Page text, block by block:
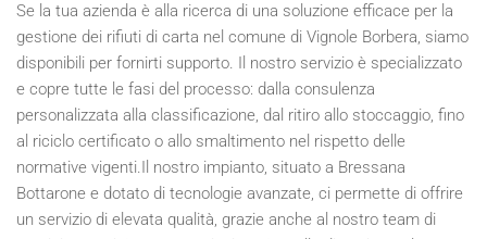
Se la tua azienda è alla ricerca di una soluzione efficace per la
gestione dei rifiuti di carta nel comune di Vignole Borbera, siamo
disponibili per fornirti supporto. Il nostro servizio è specializzato
e copre tutte le fasi del processo: dalla consulenza
personalizzata alla classificazione, dal ritiro allo stoccaggio, fino
al riciclo certificato o allo smaltimento nel rispetto delle
normative vigenti.Il nostro impianto, situato a Bressana
Bottarone e dotato di tecnologie avanzate, ci permette di offrire
un servizio di elevata qualità, grazie anche al nostro team di